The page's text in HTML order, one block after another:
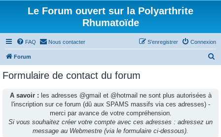
Le Forum ouvert sur la Polyarthrite
Rhumatoïde
FAQ Nous contacter Connexion
S’enregistrer
Forum
Formulaire de contact du forum
A savoir : les adresses @gmail et @hotmail ne sont plus autorisées à
l'inscription sur ce forum (dû aux SPAMS massifs via ces adresses) -
merci par avance de votre compréhension.
Si vous souhaitez créer votre compte avec ces adresses : adressez un
message au Webmestre (via le formulaire ci-dessous).